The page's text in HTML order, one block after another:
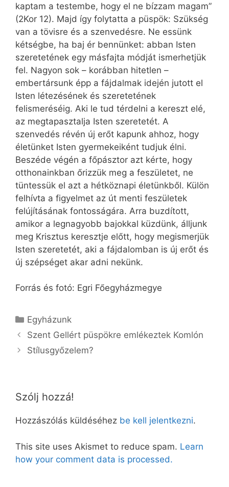
kaptam a testembe, hogy el ne bízzam magam”
(2Kor 12). Majd így folytatta a püspök: Szükség
van a tövisre és a szenvedésre. Ne essünk
kétségbe, ha baj ér bennünket: abban Isten
szeretetének egy másfajta módját ismerhetjük
fel. Nagyon sok – korábban hitetlen –
embertársunk épp a fájdalmak idején jutott el
Isten létezésének és szeretetének
felismeréséig. Aki le tud térdelni a kereszt elé,
az megtapasztalja Isten szeretetét. A
szenvedés révén új erőt kapunk ahhoz, hogy
életünket Isten gyermekeiként tudjuk élni.
Beszéde végén a főpásztor azt kérte, hogy
otthonainkban őrizzük meg a feszületet, ne
tüntessük el azt a hétköznapi életünkből. Külön
felhívta a figyelmet az út menti feszületek
felújításának fontosságára. Arra buzdított,
amikor a legnagyobb bajokkal küzdünk, álljunk
meg Krisztus keresztje előtt, hogy megismerjük
Isten szeretetét, aki a fájdalomban is új erőt és
új szépséget akar adni nekünk.
Forrás és fotó: Egri Főegyházmegye
Kategória
Egyházunk
Szent Gellért püspökre emlékeztek Komlón
Stílusgyőzelem?
Szólj hozzá!
Hozzászólás küldéséhez be kell jelentkezni.
This site uses Akismet to reduce spam. Learn
how your comment data is processed.